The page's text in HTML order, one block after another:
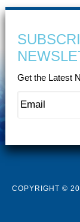
Get the Latest
COPYRIGHT ©